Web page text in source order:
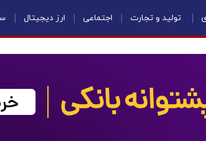
تولید و تجارت اجتماعی ارز دیجیتال